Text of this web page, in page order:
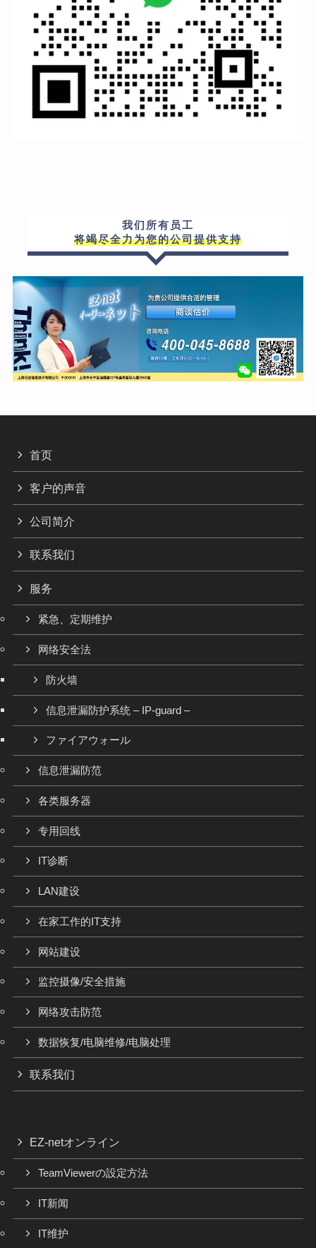
我们所有员工
将竭尽全力为您的公司提供支持
首页
客户的声音
公司简介
联系我们
服务
紧急、定期维护
网络安全法
防火墙
信息泄漏防护系统 – IP-guard –
ファイアウォール
信息泄漏防范
各类服务器
专用回线
IT诊断
LAN建设
在家工作的IT支持
网站建设
监控摄像/安全措施
网络攻击防范
数据恢复/电脑维修/电脑处理
联系我们
EZ-netオンライン
TeamViewerの設定方法
IT新闻
IT维护